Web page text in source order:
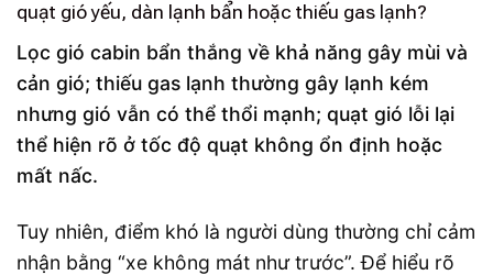
quạt gió yếu, dàn lạnh bẩn hoặc thiếu gas lạnh?
Lọc gió cabin bẩn thắng về khả năng gây mùi và
cản gió; thiếu gas lạnh thường gây lạnh kém
nhưng gió vẫn có thể thổi mạnh; quạt gió lỗi lại
thể hiện rõ ở tốc độ quạt không ổn định hoặc
mất nấc.
Tuy nhiên, điểm khó là người dùng thường chỉ cảm
nhận bằng “xe không mát như trước”. Để hiểu rõ